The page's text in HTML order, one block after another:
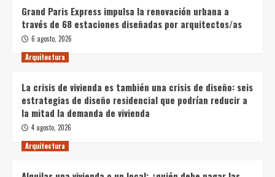
Grand Paris Express impulsa la renovación urbana a
través de 68 estaciones diseñadas por arquitectos/as
6 agosto, 2026
Arquitectura
La crisis de vivienda es también una crisis de diseño: seis
estrategias de diseño residencial que podrían reducir a
la mitad la demanda de vivienda
4 agosto, 2026
Arquitectura